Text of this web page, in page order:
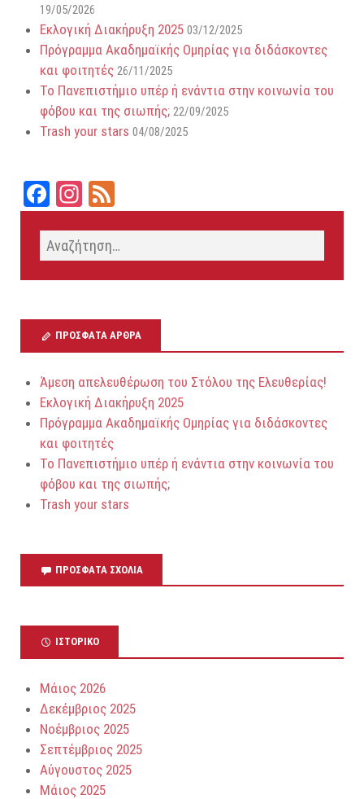
19/05/2026
Εκλογική Διακήρυξη 2025 03/12/2025
Πρόγραμμα Ακαδημαϊκής Ομηρίας για διδάσκοντες
και φοιτητές 26/11/2025
Το Πανεπιστήμιο υπέρ ή ενάντια στην κοινωνία του
φόβου και της σιωπής; 22/09/2025
Trash your stars 04/08/2025
Fa
ce
bo
ok
In
st
ag
ra
ed
ΠΡΌΣΦΑΤΑ ΆΡΘΡΑ
Άμεση απελευθέρωση του Στόλου της Ελευθερίας!
Εκλογική Διακήρυξη 2025
Πρόγραμμα Ακαδημαϊκής Ομηρίας για διδάσκοντες
και φοιτητές
Το Πανεπιστήμιο υπέρ ή ενάντια στην κοινωνία του
φόβου και της σιωπής;
Trash your stars
ΠΡΌΣΦΑΤΑ ΣΧΌΛΙΑ
ΙΣΤΟΡΙΚΌ
Μάιος 2026
Δεκέμβριος 2025
Νοέμβριος 2025
Σεπτέμβριος 2025
Αύγουστος 2025
Μάιος 2025